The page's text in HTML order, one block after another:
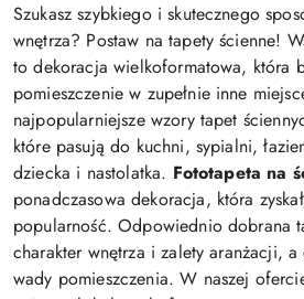
Szukasz szybkiego i skutecznego
wnętrza? Postaw na tapety ścienne!
to dekoracja wielkoformatowa, która
pomieszczenie w zupełnie inne
najpopularniejsze wzory tapet
które pasują do kuchni, sypialni,
dziecka i nastolatka. Fototapeta na
ponadczasowa dekoracja, która
popularność. Odpowiednio dobrana
charakter wnętrza i zalety aranżacji,
wady pomieszczenia. W naszej